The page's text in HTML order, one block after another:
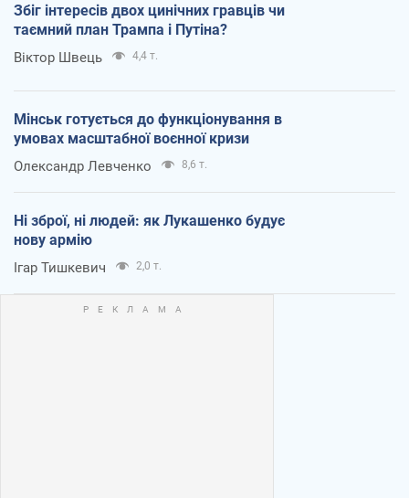
Збіг інтересів двох цинічних гравців чи
таємний план Трампа і Путіна?
Віктор Швець 4,4 т.
Мінськ готується до функціонування в
умовах масштабної воєнної кризи
Олександр Левченко 8,6 т.
Ні зброї, ні людей: як Лукашенко будує
нову армію
Ігар Тишкевич 2,0 т.